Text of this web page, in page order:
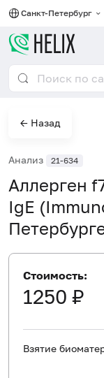
Санкт-Петербург
← Назад
Анализ 21-634
Аллерген
IgE
Стоимость:
1250 ₽
Взятие